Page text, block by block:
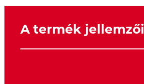
A termék jellemzői